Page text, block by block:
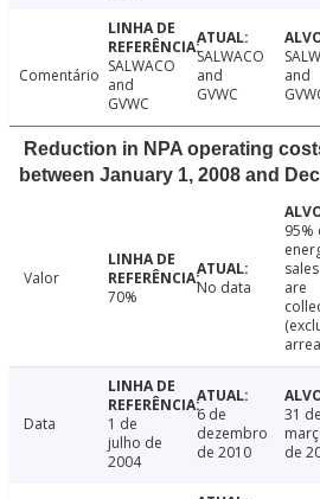
Comentário SALWACO
and
GVWC
SALWACO
and
GVWC
and
Reduction in NPA operating
between January 1, 2008 and
Valor
70%
No data
95%
sales
are
arrea
Data
1 de
julho de
2004
6 de
dezembro
de 2010
31 de
de